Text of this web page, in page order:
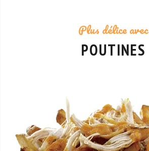
Plus délice avec
POUTINES